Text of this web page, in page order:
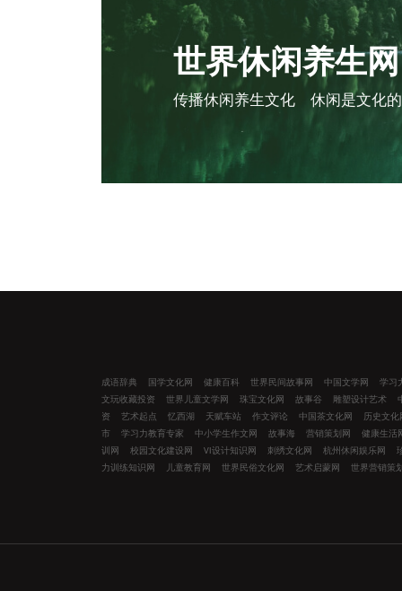
世界休闲养生网
传播休闲养生文化 休闲是文化
成语辞典 国学文化网 健康百科 世界民间故事网 中国文学网 学习
文玩收藏投资
世界儿童文学网 珠宝文化网 故事谷 雕塑设计艺术
资
艺术起点 忆西湖 天赋车站 作文评论 中国茶文化网 历史文化
市
学习力教育专家 中小学生作文网 故事海 营销策划网 健康生活
训网
校园文化建设网 VI设计知识网 刺绣文化网 杭州休闲娱乐网
力训练知识网
儿童教育网 世界民俗文化网 艺术启蒙网 世界营销策